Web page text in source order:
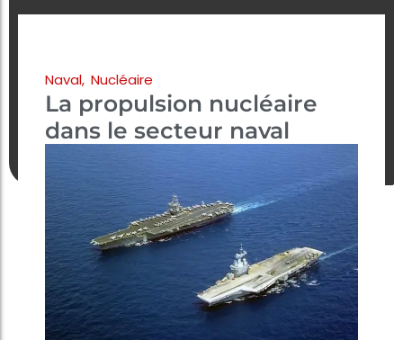
Naval, Nucléaire
La propulsion nucléaire
dans le secteur naval